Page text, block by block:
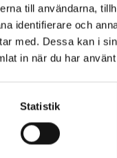
till användarna,
identifierare och
med. Dessa kan i
in när du har
Statistik